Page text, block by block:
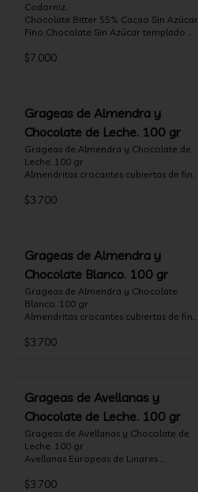
Codorniz.
Chocolate Bitter 55% Cacao Sin Azúcar
Fino Chocolate Sin Azúcar templado
aterciopelado de frutas rojas y cacao
$7.000
Grageas de Almendra y
Chocolate de Leche. 100 gr
Grageas de Almendra y Chocolate de
Leche. 100 gr
Almendritas crocantes cubiertas de fino
Formato: Bolsa 100 gramos
$3.700
Grageas de Almendra y
Chocolate Blanco. 100 gr
Grageas de Almendra y Chocolate
Blanco. 100 gr
Almendritas crocantes cubiertas de fino
Formato: Bolsa 100 gramos
$3.700
Grageas de Avellanas y
Chocolate de Leche. 100 gr
Grageas de Avellanas y Chocolate de
Leche. 100 gr
Avellanas Europeas de Linares
de leche.
$3.700